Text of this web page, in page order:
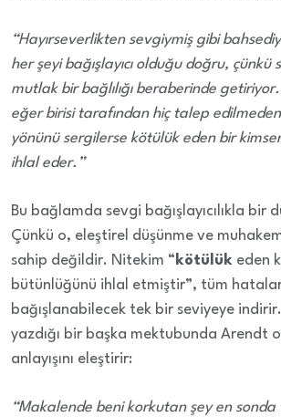
“Hayırseverlikten sevgiymiş gibi
her şeyi bağışlayıcı olduğu doğru, çünkü
mutlak bir bağlılığı beraberinde
eğer birisi tarafından hiç talep edilmeden
yönünü sergilerse kötülük eden bir
ihlal eder.”
Bu bağlamda sevgi bağışlayıcılıkla bir
Çünkü o, eleştirel düşünme ve
sahip değildir. Nitekim “ kötülük eden
bütünlüğünü ihlal etmiştir”, tüm
bağışlanabilecek tek bir seviyeye
yazdığı bir başka mektubunda Arendt
anlayışını eleştirir:
“Makalende beni korkutan şey en